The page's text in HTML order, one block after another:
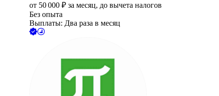
от 50 000 ₽ за месяц, до вычета налогов
Без опыта
Выплаты: Два раза в месяц